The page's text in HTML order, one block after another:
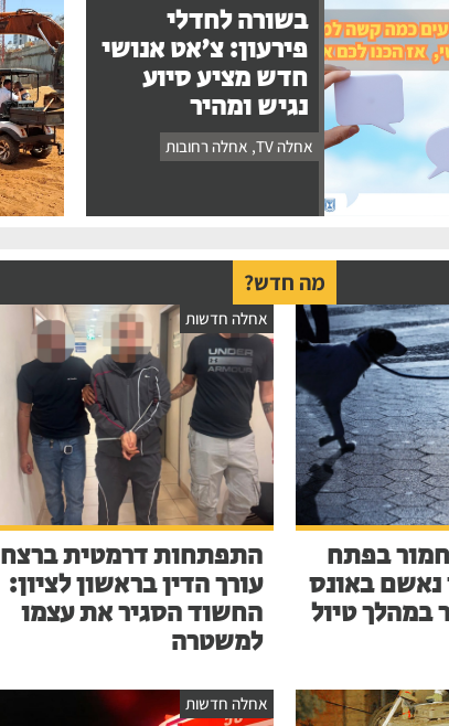
בשורה לחדלי
פירעון: צ'אט אנושי
חדש מציע סיוע
נגיש ומהיר
אחלה TV , אחלה רחובות
מה חדש?
בפתח
נאשם באונס
במהלך טיול
אחלה חדשות
התפתחות דרמטית ברצח
עורך הדין בראשון לציון:
החשוד הסגיר את עצמו
למשטרה
אחלה חדשות